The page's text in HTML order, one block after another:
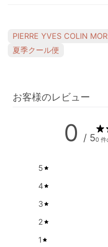
PIERRE YVES COLIN
夏季クール便
お客様のレビュー
0 / 50 件
5
4
3
2
1